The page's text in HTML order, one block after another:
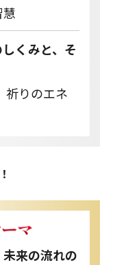
くみと、そ
りのエネ
来の流れの